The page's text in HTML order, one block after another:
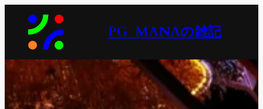
ス
キ
プ
PG_MANAの雑記